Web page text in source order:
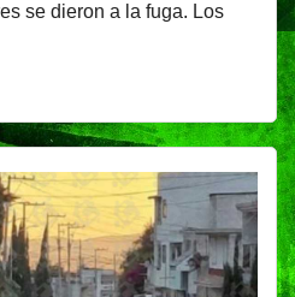
se dieron a la fuga. Los